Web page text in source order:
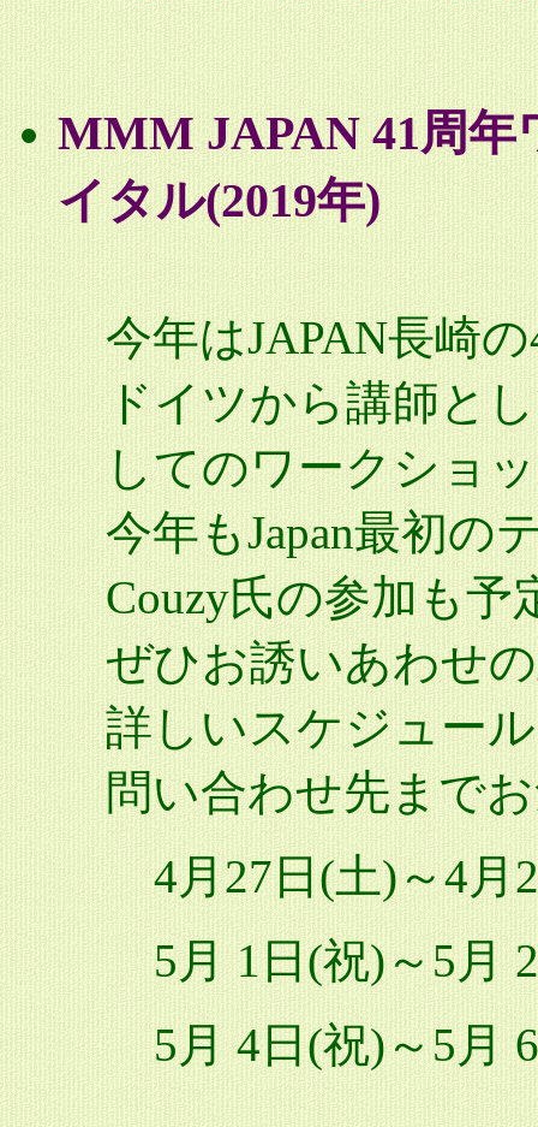
MMM JAPAN 41周
イタル(2019年)
今年はJAPAN長崎
ドイツから講師と
してのワークショ
今年もJapan最初の
Couzy氏の参加も予
ぜひお誘いあわせ
詳しいスケジュー
問い合わせ先まで
4月27日(土)～4月
5月 1日(祝)～5月
5月 4日(祝)～5月